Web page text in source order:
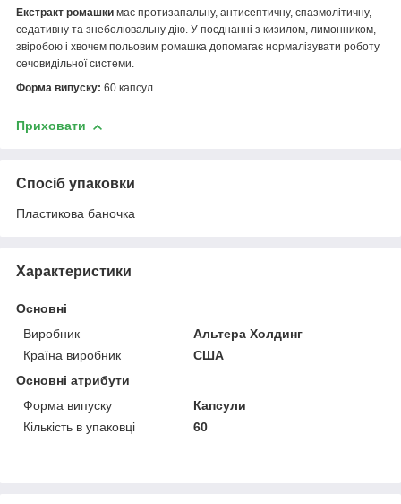
Екстракт ромашки має протизапальну, антисептичну, спазмолітичну,
седативну та знеболювальну дію. У поєднанні з кизилом, лимонником,
звіробою і хвочем польовим ромашка допомагає нормалізувати роботу
сечовидільної системи.
Форма випуску: 60 капсул
Приховати
Спосіб упаковки
Пластикова баночка
Характеристики
Основні
Виробник
Альтера Холдинг
Країна виробник
США
Основні атрибути
Форма випуску
Капсули
Кількість в упаковці
60